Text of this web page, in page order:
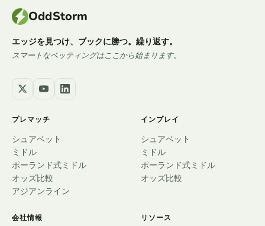
OddStorm
エッジを見つけ、ブックに勝つ。繰り返す。
スマートなベッティングはここから始まります。
プレマッチ
シュアベット
ミドル
ポーランド式ミドル
オッズ比較
アジアンライン
インプレイ
シュアベット
ミドル
ポーランド式ミドル
オッズ比較
会社情報 リソース